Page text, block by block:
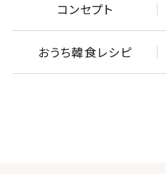
コンセプト
おうち韓食レシピ